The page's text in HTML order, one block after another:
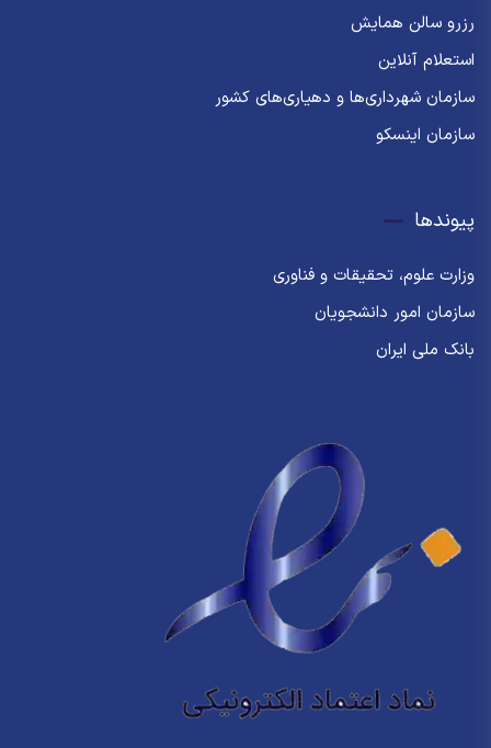
رزرو سالن همایش
استعلام آنلاین
سازمان شهرداری‌ها و دهیاری‌های کشور
سازمان اینسکو
پیوندها
وزارت علوم، تحقیقات و فناوری
سازمان امور دانشجویان
بانک ملی ایران